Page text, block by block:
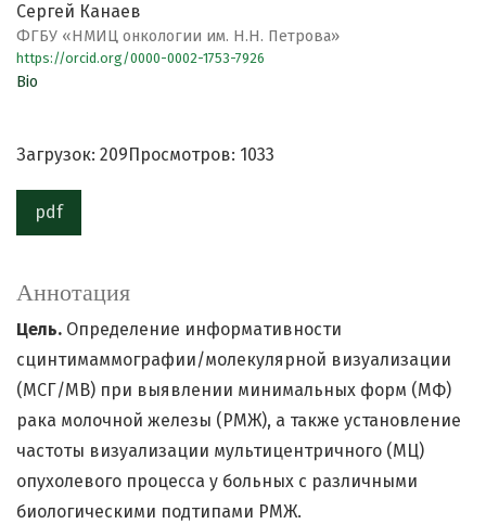
Сергей Канаев
ФГБУ «НМИЦ онкологии им. Н.Н. Петрова»
https://orcid.org/0000-0002-1753-7926
Bio
Загрузок: 209 Просмотров: 1033
pdf
Аннотация
Цель. Определение информативности
сцинтимаммографии/молекулярной визуализации
(МСГ/МВ) при выявлении минимальных форм (МФ)
рака молочной железы (РМЖ), а также установление
частоты визуализации мультицентричного (МЦ)
опухолевого процесса у больных с различными
биологическими подтипами РМЖ.